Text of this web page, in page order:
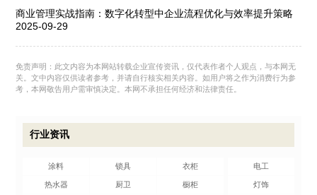
商业管理实战指南：数字化转型中企业流程优化与效率提升策略
2025-09-29
免责声明：此文内容为本网站转载企业宣传资讯，仅代表作者个人观点，与本网无
关。文中内容仅供读者参考，并请自行核实相关内容。如用户将之作为消费行为参
考，本网敬告用户需审慎决定。本网不承担任何经济和法律责任。
行业资讯
涂料 锁具 衣柜 电工
热水器 厨卫 橱柜 灯饰